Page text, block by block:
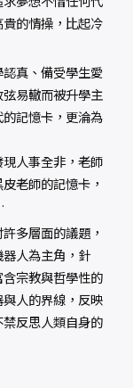
的情操，比起冷
真、備受學生愛
易轍而被升學主
記憶卡，更淪為
人事全非，老師
老師的記憶卡，
多層面的議題，
人為主角，針
宗教與哲學性的
人的界線，反映
反思人類自身的